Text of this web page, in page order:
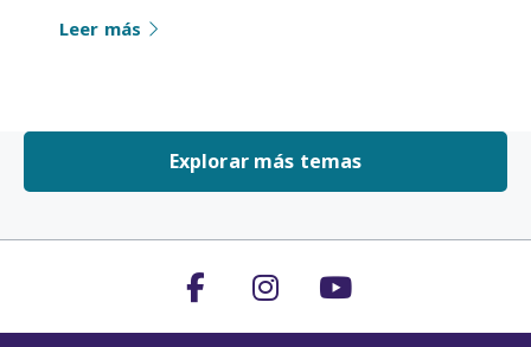
Leer más
Explorar más temas